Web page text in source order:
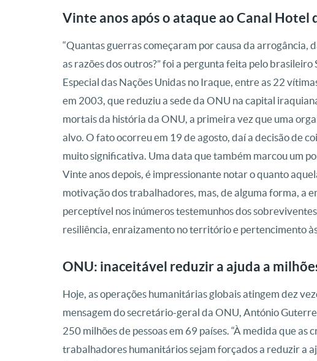
Vinte anos após o ataque ao Canal Hotel
“Quantas guerras começaram por causa da arrogância,
as razões dos outros?” foi a pergunta feita pelo
Especial das Nações Unidas no Iraque, entre as 22
em 2003, que reduziu a sede da ONU na capital
mortais da história da ONU, a primeira vez que uma
alvo. O fato ocorreu em 19 de agosto, daí a decisão de
muito significativa. Uma data que também marcou um
Vinte anos depois, é impressionante notar o quanto
motivação dos trabalhadores, mas, de alguma forma, a
perceptível nos inúmeros testemunhos dos
resiliência, enraizamento no território e pertencimento
ONU: inaceitável reduzir a ajuda a
Hoje, as operações humanitárias globais atingem dez
mensagem do secretário-geral da ONU, António
250 milhões de pessoas em 69 países. “À medida que as
trabalhadores humanitários sejam forçados a reduzir a